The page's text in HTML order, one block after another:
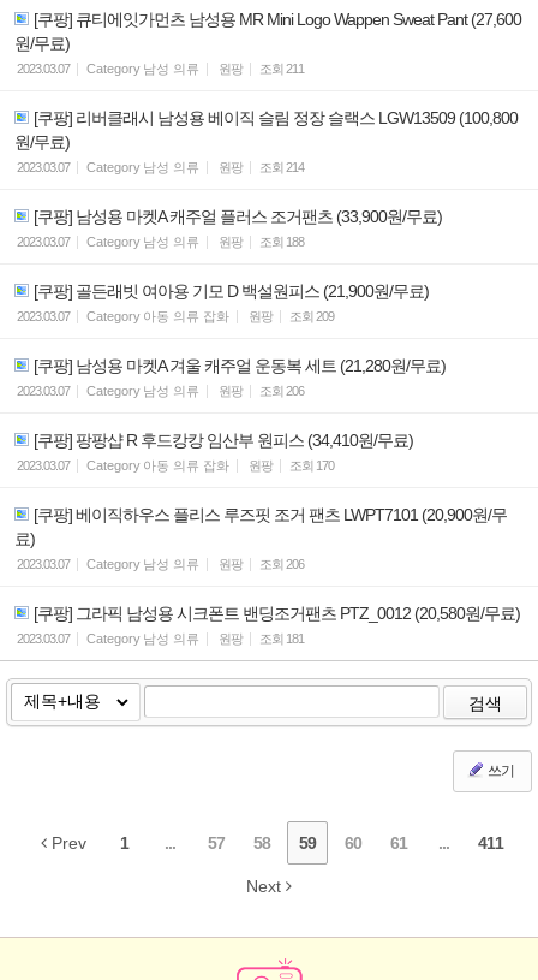
[쿠팡] 큐티에잇가먼츠 남성용 MR Mini Logo Wappen Sweat Pant (27,600
원/무료)
2023.03.07 Category 남성 의류 원팡 조회 211
[쿠팡] 리버클래시 남성용 베이직 슬림 정장 슬랙스 LGW13509 (100,800
원/무료)
2023.03.07 Category 남성 의류 원팡 조회 214
[쿠팡] 남성용 마켓A 캐주얼 플러스 조거팬츠 (33,900원/무료)
2023.03.07 Category 남성 의류 원팡 조회 188
[쿠팡] 골든래빗 여아용 기모 D 백설원피스 (21,900원/무료)
2023.03.07 Category 아동 의류 잡화 원팡 조회 209
[쿠팡] 남성용 마켓A 겨울 캐주얼 운동복 세트 (21,280원/무료)
2023.03.07 Category 남성 의류 원팡 조회 206
[쿠팡] 팡팡샵 R 후드캉캉 임산부 원피스 (34,410원/무료)
2023.03.07 Category 아동 의류 잡화 원팡 조회 170
[쿠팡] 베이직하우스 플리스 루즈핏 조거 팬츠 LWPT7101 (20,900원/무
료)
2023.03.07 Category 남성 의류 원팡 조회 206
[쿠팡] 그라픽 남성용 시크폰트 밴딩조거팬츠 PTZ_0012 (20,580원/무료)
2023.03.07 Category 남성 의류 원팡 조회 181
검색
쓰기
Prev 1 ... 57 58 59 60 61 ... 411
Next